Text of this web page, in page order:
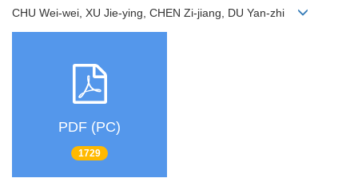
CHU Wei-wei, XU Jie-ying, CHEN Zi-jiang, DU Yan-zhi
PDF (PC)
1729